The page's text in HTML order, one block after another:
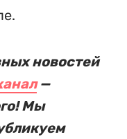
новостей
—
Мы